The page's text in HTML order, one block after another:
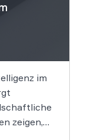
im
zeigen,